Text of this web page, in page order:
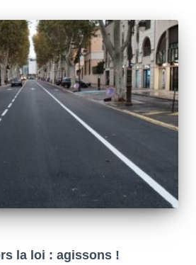
la loi : agissons !